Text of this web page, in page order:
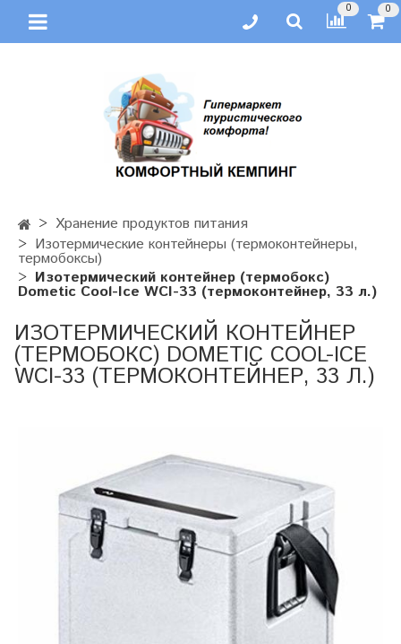
0 0
Хранение продуктов питания
Изотермические контейнеры (термоконтейнеры,
термобоксы)
Изотермический контейнер (термобокс)
Dometic Cool-Ice WCI-33 (термоконтейнер, 33 л.)
ИЗОТЕРМИЧЕСКИЙ КОНТЕЙНЕР
(ТЕРМОБОКС) DOMETIC COOL-ICE
WCI-33 (ТЕРМОКОНТЕЙНЕР, 33 Л.)